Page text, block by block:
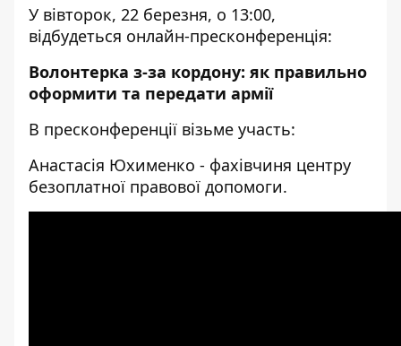
У вівторок, 22 березня, о 13:00,
відбудеться онлайн-пресконференція:
Волонтерка з-за кордону: як правильно
оформити та передати армії
В пресконференції візьме участь:
Анастасія Юхименко - фахівчиня центру
безоплатної правової допомоги.